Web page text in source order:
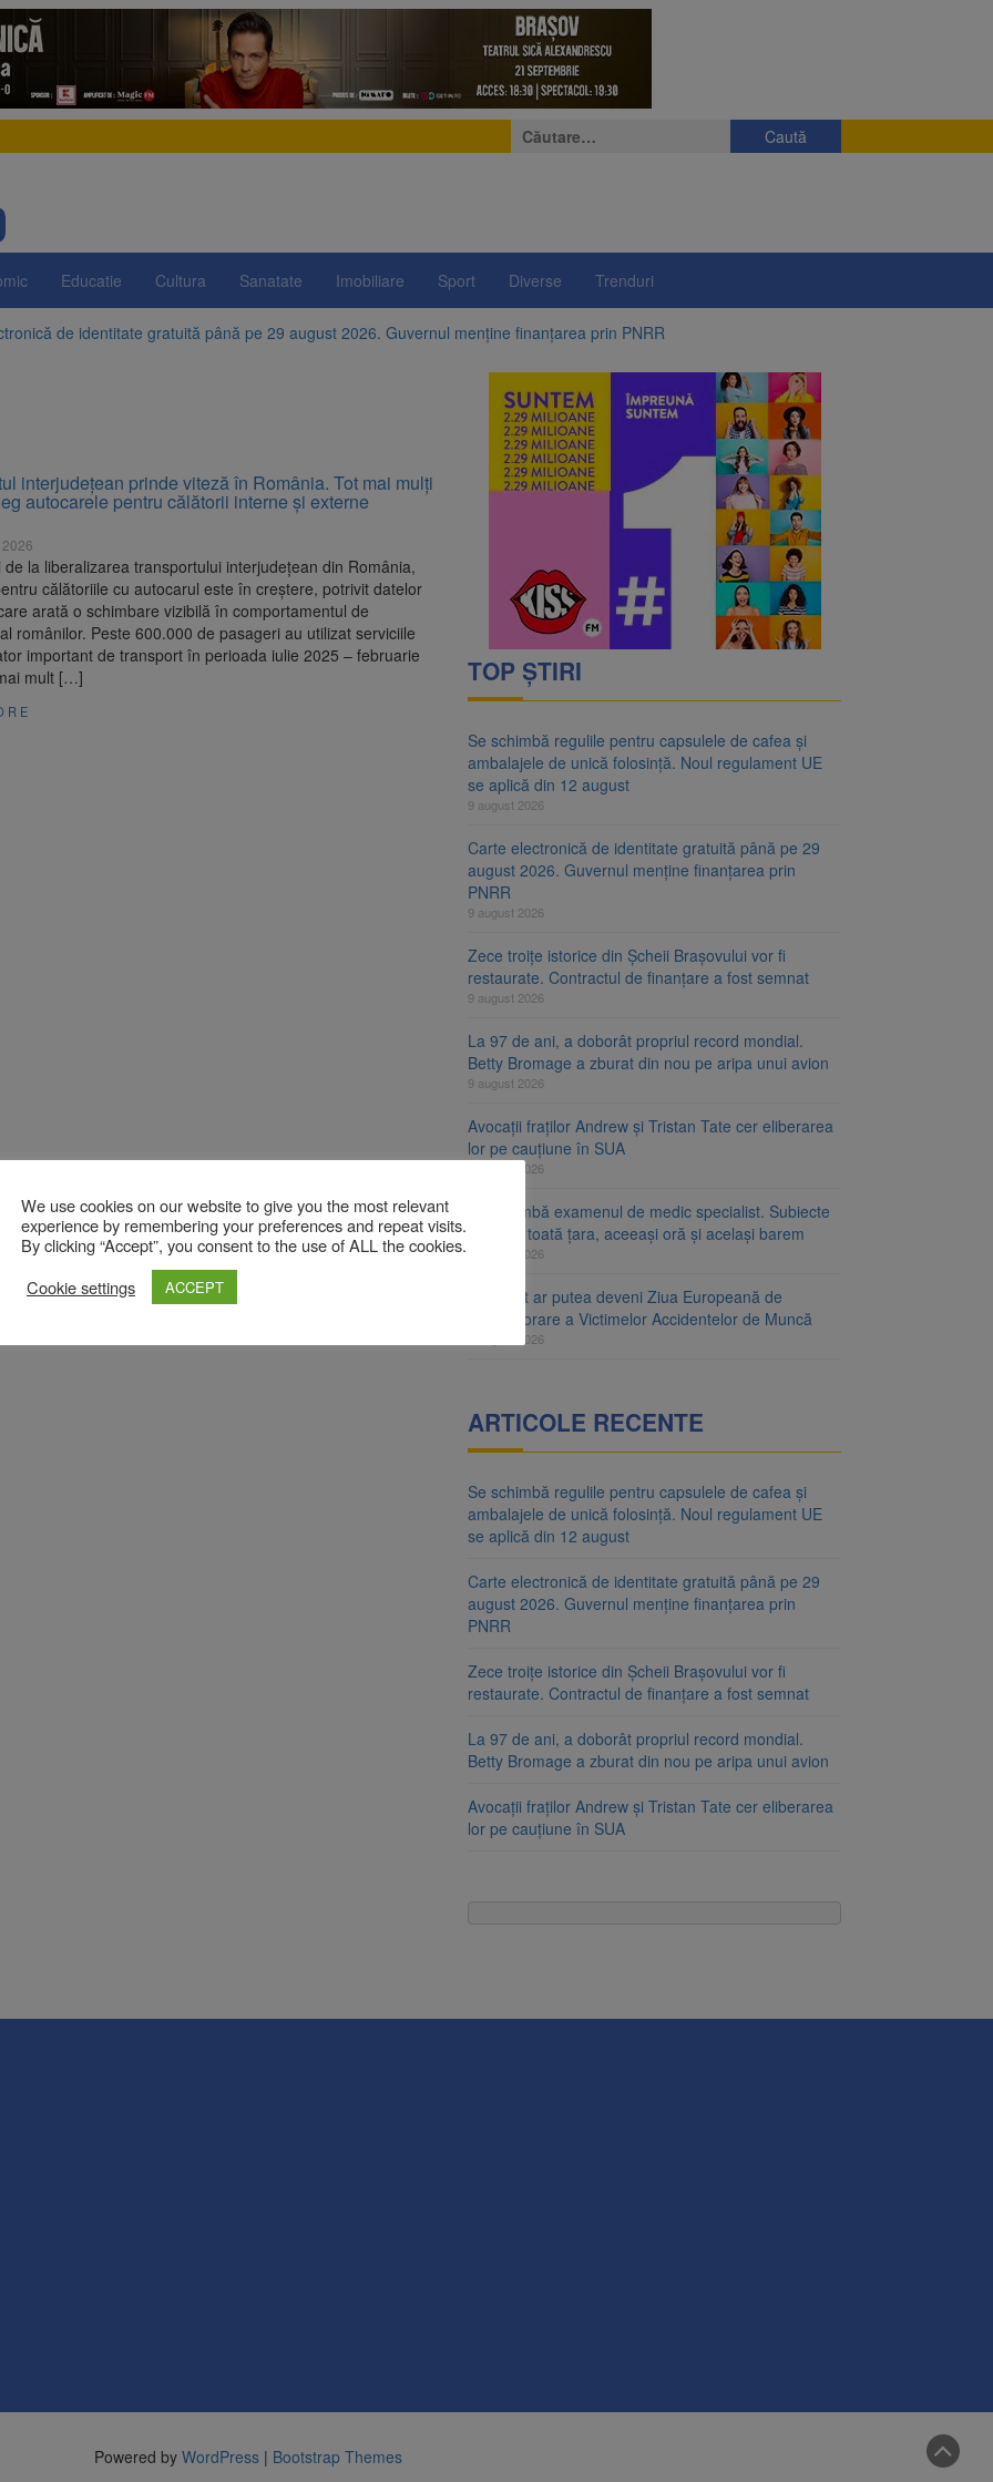
Caută
după:
Educatie Cultura Sanatate Imobiliare Sport Diverse Trenduri
de identitate gratuită până pe 29 august 2026. Guvernul menține finanțarea prin PNRR
istorice din Șcheii Brașovului vor fi restaurate. Contractul de finanțare a fost semnat
ani, a doborât propriul record mondial. Betty Bromage a zburat din nou pe aripa unui avion
examenul de medic specialist. Subiecte unice în toată țara, aceeași oră și același barem
regulile pentru capsulele de cafea și ambalajele de unică folosință. Noul regulament UE se
interjudețean prinde viteză în România. Tot mai mulți
autocarele pentru călătorii interne și externe
de la liberalizarea transportului interjudețean din România,
călătoriile cu autocarul este în creștere, potrivit datelor
arată o schimbare vizibilă în comportamentul de
românilor. Peste 600.000 de pasageri au utilizat serviciile
important de transport în perioada iulie 2025 – februarie
mult […]
TOP ȘTIRI
Se schimbă regulile pentru capsulele de cafea și
ambalajele de unică folosință. Noul regulament UE
se aplică din 12 august
9 august 2026
Carte electronică de identitate gratuită până pe 29
august 2026. Guvernul menține finanțarea prin
PNRR
9 august 2026
Zece troițe istorice din Șcheii Brașovului vor fi
restaurate. Contractul de finanțare a fost semnat
9 august 2026
La 97 de ani, a doborât propriul record mondial.
Betty Bromage a zburat din nou pe aripa unui avion
9 august 2026
Avocații fraților Andrew și Tristan Tate cer eliberarea
lor pe cauțiune în SUA
9 august 2026
Se schimbă examenul de medic specialist. Subiecte
unice în toată țara, aceeași oră și același barem
8 august 2026
8 august ar putea deveni Ziua Europeană de
Comemorare a Victimelor Accidentelor de Muncă
8 august 2026
ARTICOLE RECENTE
Se schimbă regulile pentru capsulele de cafea și
ambalajele de unică folosință. Noul regulament UE
se aplică din 12 august
Carte electronică de identitate gratuită până pe 29
august 2026. Guvernul menține finanțarea prin
PNRR
Zece troițe istorice din Șcheii Brașovului vor fi
restaurate. Contractul de finanțare a fost semnat
La 97 de ani, a doborât propriul record mondial.
Betty Bromage a zburat din nou pe aripa unui avion
Avocații fraților Andrew și Tristan Tate cer eliberarea
lor pe cauțiune în SUA
Powered by WordPress | Bootstrap Themes
We use cookies on our website to give you the most relevant
experience by remembering your preferences and repeat visits.
By clicking “Accept”, you consent to the use of ALL the cookies.
Cookie settings
ACCEPT